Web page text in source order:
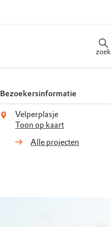
zoek
Bezoekersinformatie
Velperplasje
Toon op kaart
Alle projecten